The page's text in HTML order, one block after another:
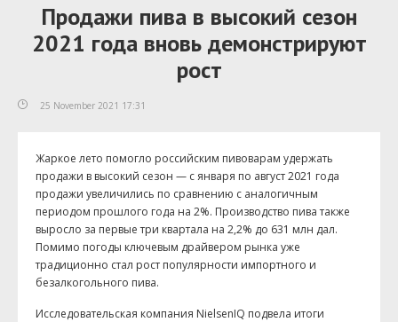
Продажи пива в высокий сезон
2021 года вновь демонстрируют
рост
25 November 2021 17:31
Жаркое лето помогло российским пивоварам удержать
продажи в высокий сезон — с января по август 2021 года
продажи увеличились по сравнению с аналогичным
периодом прошлого года на 2%. Производство пива также
выросло за первые три квартала на 2,2% до 631 млн дал.
Помимо погоды ключевым драйвером рынка уже
традиционно стал рост популярности импортного и
безалкогольного пива.
Исследовательская компания NielsenIQ подвела итоги